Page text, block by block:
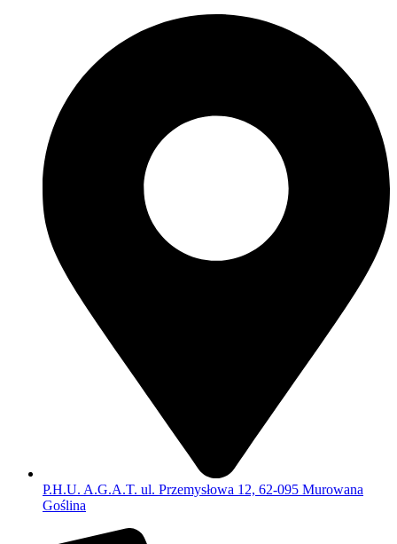
P.H.U. A.G.A.T. ul. Przemysłowa 12, 62-095 Murowana
Goślina